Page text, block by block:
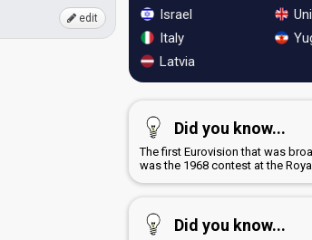
edit
Israel
Italy
Latvia
Did you know...
The first Eurovision that was
was the 1968 contest at the
Did you know...